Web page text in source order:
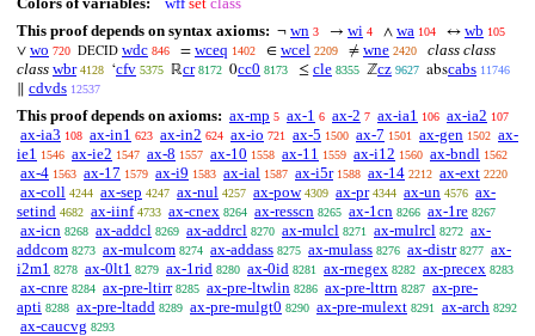
This proof depends on syntax axioms: ¬ wn 3 → wi 4 ∧ wa 104 ↔ wb 105
∨ wo 720 DECID wdc 846 = wceq 1402 ∈ wcel 2209 ≠ wne 2420
class class
class wbr 4128 ‘cfv 5375 ℝcr 8172 0cc0 8173 ≤ cle 8355 ℤcz 9627 abscabs 11746
cdvds 12537
This proof depends on axioms: ax-mp 5 ax-1 6 ax-2 7 ax-ia1 106 ax-ia2 107
ax-ia3 108 ax-in1 623 ax-in2 624 ax-io 721 ax-5 1500 ax-7 1501 ax-gen 1502 ax-
ie1 1546 ax-ie2 1547 ax-8 1557 ax-10 1558 ax-11 1559 ax-i12 1560 ax-bndl 1562
ax-4 1563 ax-17 1579 ax-i9 1583 ax-ial 1587 ax-i5r 1588 ax-14 2212 ax-ext 2220
ax-coll 4244 ax-sep 4247 ax-nul 4257 ax-pow 4309 ax-pr 4344 ax-un 4576 ax-
setind 4682 ax-iinf 4733 ax-cnex 8264 ax-resscn 8265 ax-1cn 8266 ax-1re 8267
ax-icn 8268 ax-addcl 8269 ax-addrcl 8270 ax-mulcl 8271 ax-mulrcl 8272 ax-
addcom 8273 ax-mulcom 8274 ax-addass 8275 ax-mulass 8276 ax-distr 8277 ax-
i2m1 8278 ax-0lt1 8279 ax-1rid 8280 ax-0id 8281 ax-rnegex 8282 ax-precex 8283
ax-cnre 8284 ax-pre-ltirr 8285 ax-pre-ltwlin 8286 ax-pre-lttrn 8287 ax-pre-
apti 8288 ax-pre-ltadd 8289 ax-pre-mulgt0 8290 ax-pre-mulext 8291 ax-arch 8292
ax-caucvg 8293